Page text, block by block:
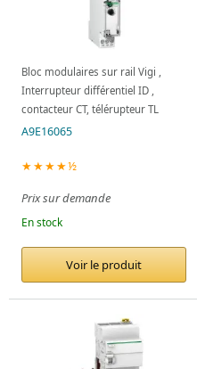
Bloc modulaires sur rail Vigi ,
Interrupteur différentiel ID ,
contacteur CT, télérupteur TL
A9E16065
★★★★½
Prix sur demande
En stock
Voir le produit